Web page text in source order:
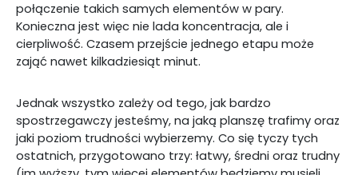
połączenie takich samych elementów w pary.
Konieczna jest więc nie lada koncentracja, ale i
cierpliwość. Czasem przejście jednego etapu może
zająć nawet kilkadziesiąt minut.
Jednak wszystko zależy od tego, jak bardzo
spostrzegawczy jesteśmy, na jaką planszę trafimy oraz
jaki poziom trudności wybierzemy. Co się tyczy tych
ostatnich, przygotowano trzy: łatwy, średni oraz trudny